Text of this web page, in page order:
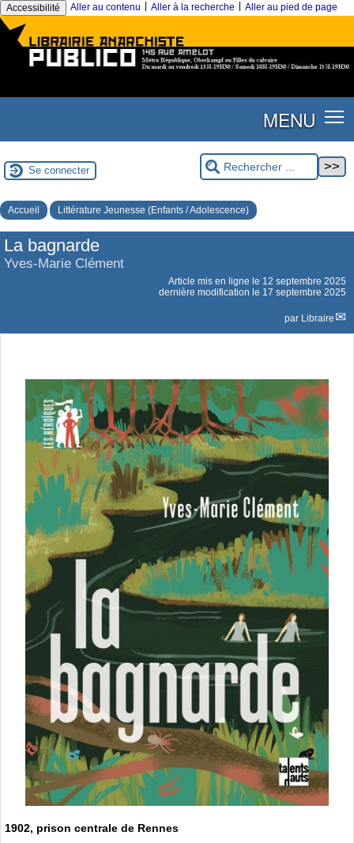
Accessibilité Aller au contenu Aller à la recherche Aller au pied de page
MENU
Se connecter
Accueil Littérature Jeunesse (Enfants / Adolescence)
La bagnarde
Yves-Marie Clément
Article mis en ligne le 12 septembre 2025
dernière modification le 17 septembre 2025
par Libraire
1902, prison centrale de Rennes